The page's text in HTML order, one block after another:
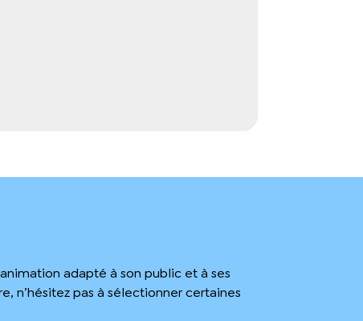
adapté à son public et à ses
n’hésitez pas à sélectionner certaines